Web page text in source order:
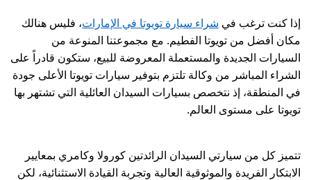
إذا كنت ترغب في شراء سيارة تويوتا في الإمارات، فليس هنالك
مكان أفضل من تويوتا الفطيم. مع مجموعتنا المنوعة من
السيارات الجديدة والمستعملة المعروضة للبيع، ستكون قادراً على
الشراء المباشر من وكالة تلتزم بتوفير سيارات تويوتا الأعلى جودة
في المنطقة، إذ نتخصص بسيارات السيدان العائلية التي تشتهر بها
تويوتا على مستوى العالم.
تتميز كل من سيارتي السيدان الرائدتين كورولا وكامري بمعايير
الابتكار الفريدة والموثوقية العالية وتجربة القيادة الاستثنائية، لكن